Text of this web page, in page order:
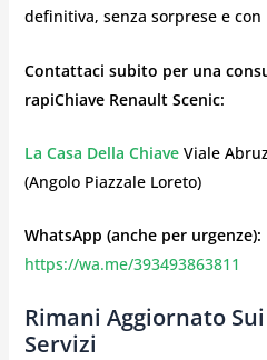
definitiva, senza sorprese e
Contattaci subito per una
rapiChiave Renault Scenic:
La Casa Della ChiaveViale
(Angolo Piazzale Loreto)
WhatsApp (anche per urgenze):
https://wa.me/393493863811
Rimani Aggiornato
Servizi